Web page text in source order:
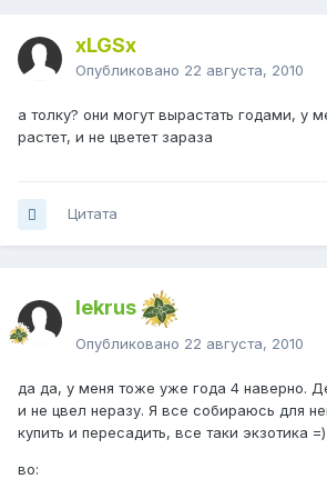
xLGSx
Опубликовано 22 августа, 2010
а толку? они могут вырастать годами, у
растет, и не цветет зараза
Цитата
lekrus
Опубликовано 22 августа, 2010
да да, у меня тоже уже года 4 наверно.
и не цвел неразу. Я все собираюсь для
купить и пересадить, все таки экзотика =)
во: